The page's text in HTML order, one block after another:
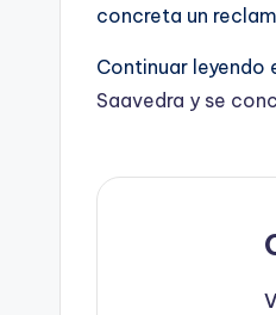
concreta un
Continuar leyendo
Saavedra y se